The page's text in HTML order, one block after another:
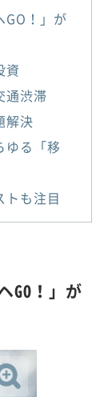
GO！」が
資
通渋滞
解決
ゆる「移
トも注目
GO！」が